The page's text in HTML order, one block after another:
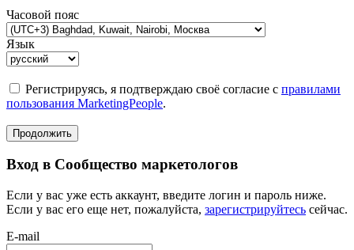
Часовой пояс
Язык
Регистрируясь, я подтверждаю своё согласие с правилами
пользования MarketingPeople.
Продолжить
Вход в Сообщество маркетологов
Если у вас уже есть аккаунт, введите логин и пароль ниже.
Если у вас его еще нет, пожалуйста, зарегистрируйтесь сейчас.
E-mail